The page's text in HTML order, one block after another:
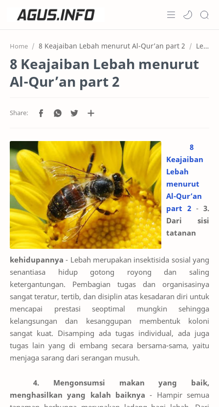
Projects
Features
RTL Mode
Home 8 Keajaiban Lebah menurut Al-Qur’an part 2 Lebah didalam Al-Qur'an
8 Keajaiban Lebah menurut
Al-Qur’an part 2
8
Keajaiban
Lebah
menurut
Al-Qur’an
part 2 - 3.
Dari sisi
tatanan
kehidupannya - Lebah merupakan insektisida sosial yang
senantiasa hidup gotong royong dan saling
ketergantungan. Pembagian tugas dan organisasinya
sangat teratur, tertib, dan disiplin atas kesadaran diri untuk
mencapai prestasi seoptimal mungkin sehingga
kelangsungan dan kesanggupan membentuk koloni
sangat kuat. Disamping ada tugas individual, ada juga
tugas lain yang di embang secara bersama-sama, yaitu
menjaga sarang dari serangan musuh.
4. Mengonsumsi makan yang baik,
menghasilkan yang kalah baiknya - Hampir semua